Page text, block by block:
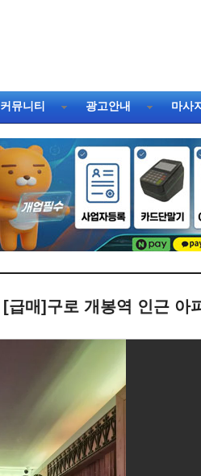
커뮤니티 광고안내 마사
[급매]구로 개봉역 인근 아